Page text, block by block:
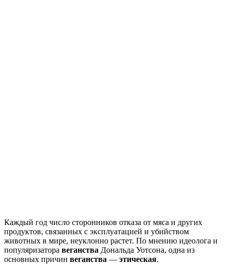
Каждый год число сторонников отказа от мяса и других
продуктов, связанных с эксплуатацией и убийством
животных в мире, неуклонно растет. По мнению идеолога и
популяризатора веганства Дональда Уотсона, одна из
основных причин веганства — этическая.